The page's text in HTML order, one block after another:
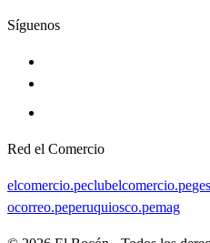
Síguenos
Red el Comercio
elcomercio.peclubelcomercio.pe
ocorreo.peperuquiosco.pemag